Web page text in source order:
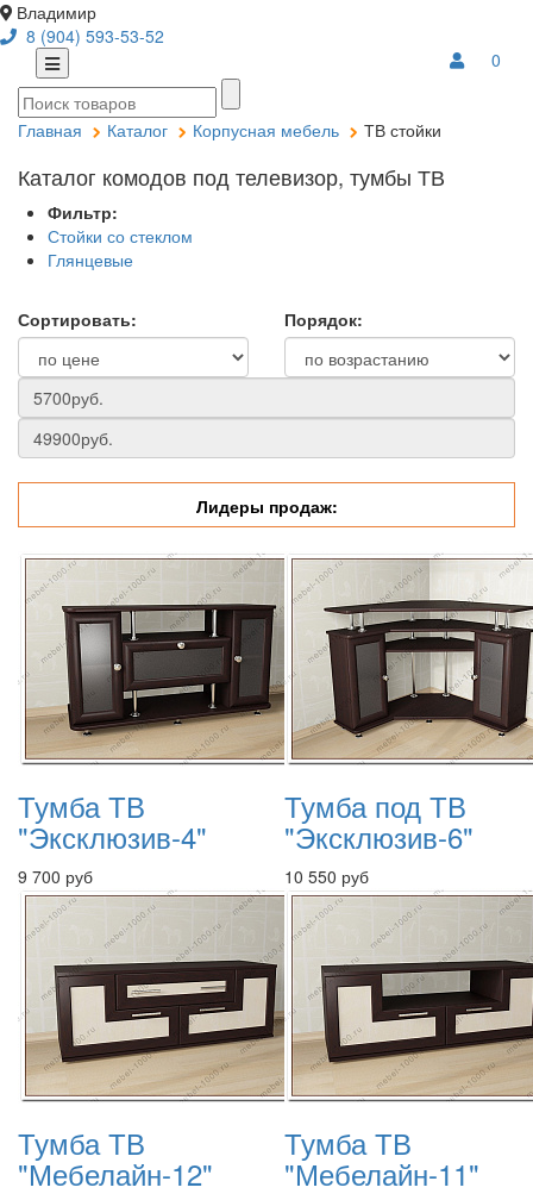
Владимир
8 (904) 593-53-52
0
Главная Каталог Корпусная мебель ТВ стойки
Каталог комодов под телевизор, тумбы ТВ
Фильтр:
Стойки со стеклом
Глянцевые
Сортировать: Порядок:
Лидеры продаж:
Тумба ТВ
"Эксклюзив-4"
9 700 руб
Тумба под ТВ
"Эксклюзив-6"
10 550 руб
Тумба ТВ
"Мебелайн-12"
Тумба ТВ
"Мебелайн-11"